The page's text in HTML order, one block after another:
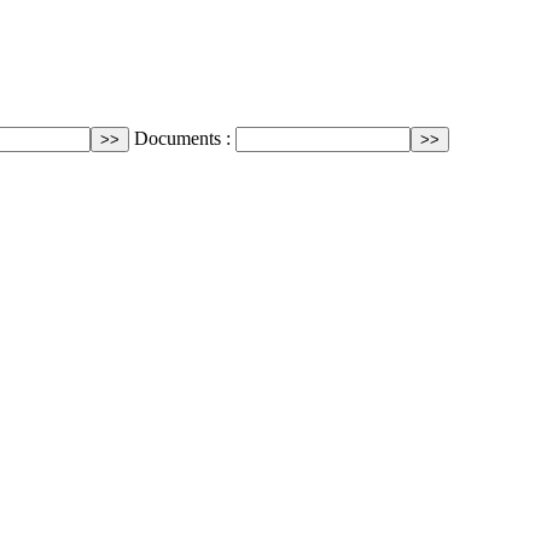
Documents :